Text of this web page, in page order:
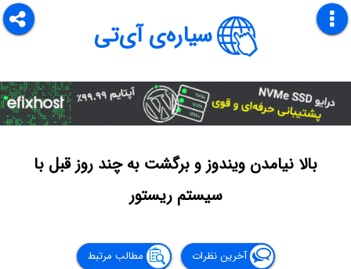
سیاره‌ی آی‌تی
بالا نیامدن ویندوز و برگشت به چند روز قبل با
سیستم ریستور
آخرین نظرات مطالب مرتبط